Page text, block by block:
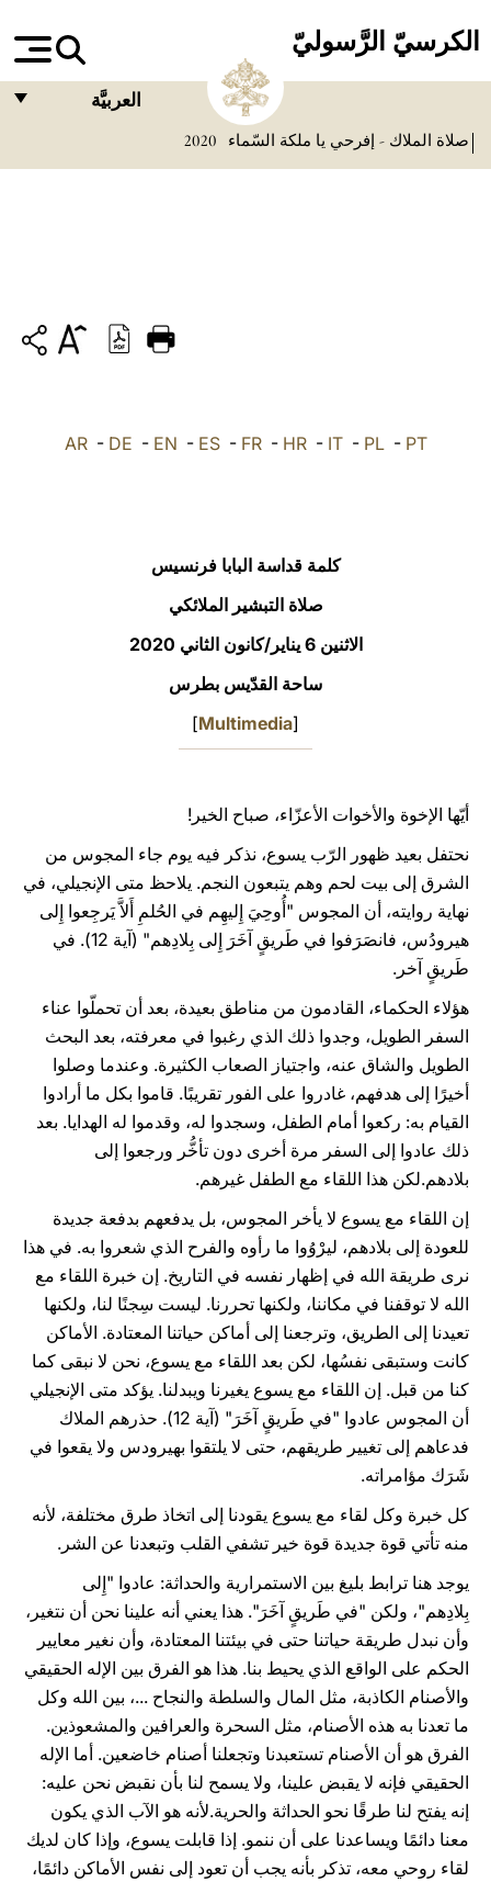
الكرسيّ الرَّسوليّ
العربيَّة
DEUTSCH
العربيّة
صلاة الملاك - إفرحي يا ملكة السّماء 2020
AR- DE - EN - ES- FR- HR- IT- PL- PT
كلمة قداسة البابا فرنسيس
صلاة التبشير الملائكي
الاثنين 6 يناير/كانون الثاني 2020
ساحة القدّيس بطرس
[
Multimedia
]
أيّها الإخوة والأخوات الأعزّاء، صباح الخير!
نحتفل بعيد ظهور الرّب يسوع، نذكر فيه يوم جاء المجوس من
الشرق إلى بيت لحم وهم يتبعون النجم. يلاحظ متى الإنجيلي، في
نهاية روايته، أن المجوس "أُوحِيَ إِليهِم في الحُلمِ أَلاَّ يَرجِعوا إِلى
هيرودُس، فانصَرَفوا في طَريقٍ آخَرَ إِلى بِلادِهم" (آية 12). في
طَريقٍ آخر.
هؤلاء الحكماء، القادمون من مناطق بعيدة، بعد أن تحملّوا عناء
السفر الطويل، وجدوا ذلك الذي رغبوا في معرفته، بعد البحث
الطويل والشاق عنه، واجتياز الصعاب الكثيرة. وعندما وصلوا
أخيرًا إلى هدفهم، غادروا على الفور تقريبًا. قاموا بكل ما أرادوا
القيام به: ركعوا أمام الطفل، وسجدوا له، وقدموا له الهدايا. بعد
ذلك عادوا إلى السفر مرة أخرى دون تأخُّر ورجعوا إلى
بلادهم.لكن هذا اللقاء مع الطفل غيرهم.
إن اللقاء مع يسوع لا يأخر المجوس، بل يدفعهم بدفعة جديدة
للعودة إلى بلادهم، ليرْوُوا ما رأوه والفرح الذي شعروا به. في هذا
نرى طريقة الله في إظهار نفسه في التاريخ. إن خبرة اللقاء مع
الله لا توقفنا في مكاننا، ولكنها تحررنا. ليست سِجنًا لنا، ولكنها
تعيدنا إلى الطريق، وترجعنا إلى أماكن حياتنا المعتادة. الأماكن
كانت وستبقى نفسُها، لكن بعد اللقاء مع يسوع، نحن لا نبقى كما
كنا من قبل. إن اللقاء مع يسوع يغيرنا ويبدلنا. يؤكد متى الإنجيلي
أن المجوس عادوا "في طَريقٍ آخَرَ" (آية 12). حذرهم الملاك
فدعاهم إلى تغيير طريقهم، حتى لا يلتقوا بهيرودس ولا يقعوا في
شَرَك مؤامراته.
كل خبرة وكل لقاء مع يسوع يقودنا إلى اتخاذ طرق مختلفة، لأنه
منه تأتي قوة جديدة قوة خير تشفي القلب وتبعدنا عن الشر.
يوجد هنا ترابط بليغ بين الاستمرارية والحداثة: عادوا "إِلى
بِلادِهم"، ولكن "في طَريقٍ آخَرَ". هذا يعني أنه علينا نحن أن نتغير،
وأن نبدل طريقة حياتنا حتى في بيئتنا المعتادة، وأن نغير معايير
الحكم على الواقع الذي يحيط بنا. هذا هو الفرق بين الإله الحقيقي
والأصنام الكاذبة، مثل المال والسلطة والنجاح ...، بين الله وكل
ما تعدنا به هذه الأصنام، مثل السحرة والعرافين والمشعوذين.
الفرق هو أن الأصنام تستعبدنا وتجعلنا أصنام خاضعين. أما الإله
الحقيقي فإنه لا يقبض علينا، ولا يسمح لنا بأن نقبض نحن عليه:
إنه يفتح لنا طرقًا نحو الحداثة والحرية.لأنه هو الآب الذي يكون
معنا دائمًا ويساعدنا على أن ننمو. إذا قابلت يسوع، وإذا كان لديك
لقاء روحي معه، تذكر بأنه يجب أن تعود إلى نفس الأماكن دائمًا،